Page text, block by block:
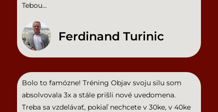
Tebou...
Ferdinand Turinic
Bolo to famózne! Tréning Objav svoju silu som
absolvovala 3x a stále prišli nové uvedomena.
Treba sa vzdelávať, pokiaľ nechcete v 30ke, v 40ke